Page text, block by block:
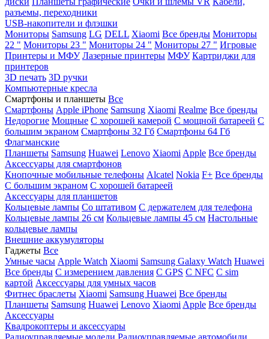
разъемы, переходники
USB-накопители и флэшки
Мониторы Samsung LG DELL Xiaomi Все бренды Мониторы
22 " Мониторы 23 " Мониторы 24 " Мониторы 27 " Игровые
Принтеры и МФУ Лазерные принтеры МФУ Картриджи для
принтеров
3D печать 3D ручки
Компьютерные кресла
Смартфоны и планшеты Все
Смартфоны Apple iPhone Samsung Xiaomi Realme Все бренды
Недорогие Мощные С хорошей камерой С мощной батареей С
большим экраном Смартфоны 32 Гб Смартфоны 64 Гб
Флагманские
Планшеты Samsung Huawei Lenovo Xiaomi Apple Все бренды
Аксессуары для смартфонов
Кнопочные мобильные телефоны Alcatel Nokia F+ Все бренды
С большим экраном С хорошей батареей
Аксессуары для планшетов
Кольцевые лампы Со штативом C держателем для телефона
Кольцевые лампы 26 см Кольцевые лампы 45 см Настольные
кольцевые лампы
Внешние аккумуляторы
Гаджеты Все
Умные часы Apple Watch Xiaomi Samsung Galaxy Watch Huawei
Все бренды C измерением давления C GPS C NFC C sim
картой Аксессуары для умных часов
Фитнес браслеты Xiaomi Samsung Huawei Все бренды
Планшеты Samsung Huawei Lenovo Xiaomi Apple Все бренды
Аксессуары
Квадрокоптеры и аксессуары
Радиоуправляемые модели Радиоуправляемые автомобили